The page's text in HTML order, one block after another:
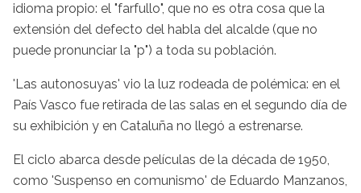
idioma propio: el "farfullo", que no es otra cosa que la
extensión del defecto del habla del alcalde (que no
puede pronunciar la "p") a toda su población.
'Las autonosuyas' vio la luz rodeada de polémica: en el
País Vasco fue retirada de las salas en el segundo día de
su exhibición y en Cataluña no llegó a estrenarse.
El ciclo abarca desde películas de la década de 1950,
como 'Suspenso en comunismo' de Eduardo Manzanos,